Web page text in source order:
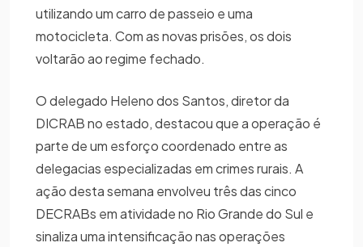
utilizando um carro de passeio e uma
motocicleta. Com as novas prisões, os dois
voltarão ao regime fechado.
O delegado Heleno dos Santos, diretor da
DICRAB no estado, destacou que a operação é
parte de um esforço coordenado entre as
delegacias especializadas em crimes rurais. A
ação desta semana envolveu três das cinco
DECRABs em atividade no Rio Grande do Sul e
sinaliza uma intensificação nas operações